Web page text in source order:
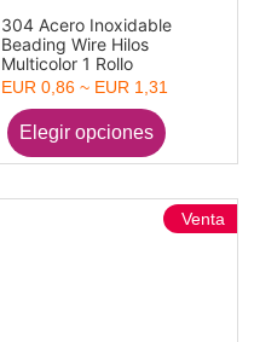
304 Acero Inoxidable
Beading Wire Hilos
Multicolor 1 Rollo
EUR 0,86 ~ EUR 1,31
Venta